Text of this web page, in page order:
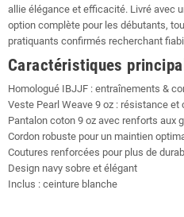
allie élégance et efficacité. Livré avec
option complète pour les débutants,
pratiquants confirmés recherchant
Caractéristiques
Homologué IBJJF : entraînements &
Veste Pearl Weave 9 oz : résistance et
Pantalon coton 9 oz avec renforts aux
Cordon robuste pour un maintien
Coutures renforcées pour plus de
Design navy sobre et élégant
Inclus : ceinture blanche